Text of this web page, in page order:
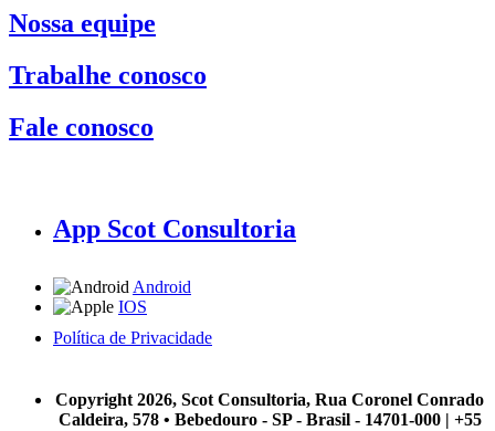
Nossa equipe
Trabalhe conosco
Fale conosco
App Scot Consultoria
Android
IOS
Política de Privacidade
Copyright 2026, Scot Consultoria, Rua Coronel Conrado
Caldeira, 578 • Bebedouro - SP - Brasil - 14701-000 | +55